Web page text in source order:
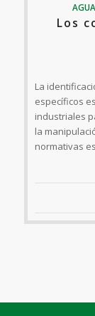
AGUA
Los
La
específicos
industriales
la
normativas